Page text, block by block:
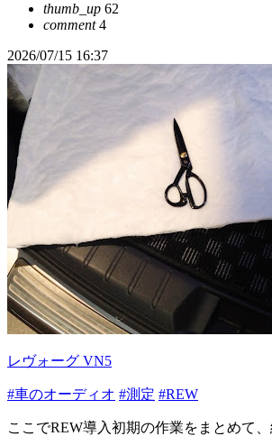
thumb_up 62
comment4
2026/07/15 16:37
レヴォーグ VN5
#車のオーディオ #測定 #REW
ここでREW導入初期の作業をまとめて